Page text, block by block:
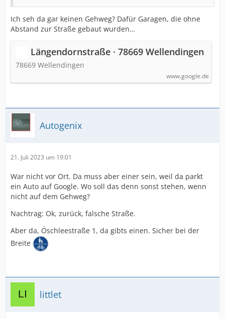
Ich seh da gar keinen Gehweg? Dafür Garagen, die ohne
Abstand zur Straße gebaut wurden…
Längendornstraße · 78669 Wellendingen
78669 Wellendingen
www.google.de
Autogenix
21. Juli 2023 um 19:01
War nicht vor Ort. Da muss aber einer sein, weil da parkt
ein Auto auf Google. Wo soll das denn sonst stehen, wenn
nicht auf dem Gehweg?
Nachtrag: Ok, zurück, falsche Straße.
Aber da, Öschleestraße 1, da gibts einen. Sicher bei der
Breite
littlet